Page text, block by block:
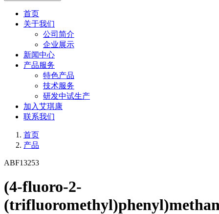
首页
关于我们
公司简介
企业展示
新闻中心
产品服务
特色产品
技术服务
研发中试生产
加入艾琪康
联系我们
首页
产品
ABF13253
(4-fluoro-2-